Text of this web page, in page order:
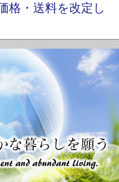
格・送料を改定し